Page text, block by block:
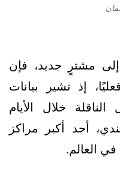
إلى مشترٍ جديد، فإن
إذ تشير بيانات
خلال الأيام
أحد أكبر مراكز
العالم.